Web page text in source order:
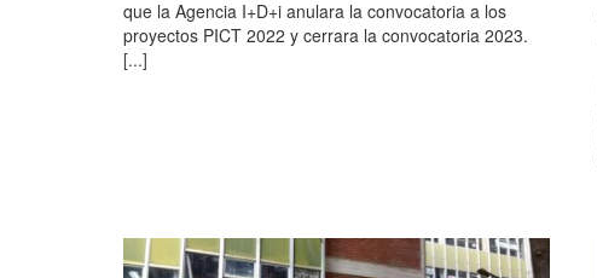
que la Agencia I+D+i anulara la convocatoria a los
proyectos PICT 2022 y cerrara la convocatoria 2023.
[...]